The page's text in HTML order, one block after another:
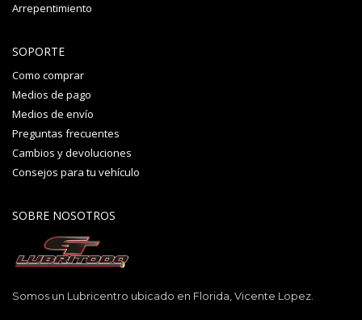
Arrepentimiento
SOPORTE
Como comprar
Medios de pago
Medios de envío
Preguntas frecuentes
Cambios y devoluciones
Consejos para tu vehículo
SOBRE NOSOTROS
Somos un Lubricentro ubicado en Florida, Vicente Lopez.